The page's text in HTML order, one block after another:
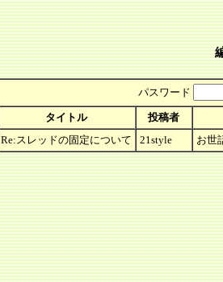
パスワード
タイトル
投稿者
Re:スレッドの固定について 21style お世